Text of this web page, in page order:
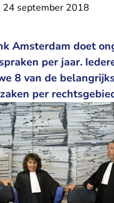
24 september 2018
Amsterdam doet
per jaar.
8 van de
per